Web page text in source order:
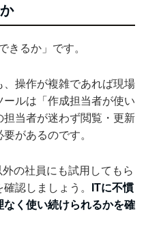
きるか」です。
操作が複雑であれば現場
ルは「作成担当者が使い
当者が迷わず閲覧・更新
があるのです。
の社員にも試用してもら
認しましょう。
ITに不慣
く使い続けられるかを確